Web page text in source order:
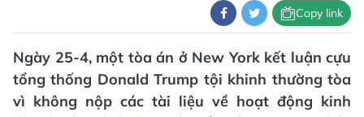
Copy link
Ngày 25-4, một tòa án ở New York kết luận cựu
tổng thống Donald Trump tội khinh thường tòa
vì không nộp các tài liệu về hoạt động kinh